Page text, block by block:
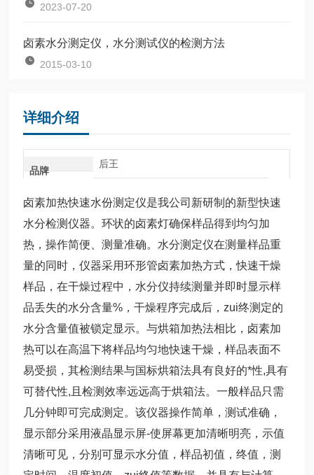
2023-07-20
卤素水分测定仪，水分测试仪的检测方法
2015-03-10
详细介绍
品牌
后王
卤素加热快速水份测定仪是我公司新研制的新型快速
水分检测仪器。环状的卤素灯确保样品得到均匀加
热，操作简便、测量准确。水分测定仪在测量样品重
量的同时，仪器采用环形管卤素加热方式，快速干燥
样品，在干燥过程中，水分仪持续测量并即时显示样
品丢失的水分含量%，干燥程序完成后，zui终测定的
水分含量值被锁定显示。与烘箱加热法相比，卤素加
热可以在高温下将样品均匀地快速干燥，样品表面不
易受损，其检测结果与国标烘箱法具有良好的*性,具有
可替代性,且检测效率远远高于烘箱法。一般样品只需
几分钟即可完成测定。该仪器操作简单，测试准确，
显示部分采用液晶显示屏-使屏幕更加清晰明亮，示值
清晰可见，分别可显示水分值，样品初值，终值，测